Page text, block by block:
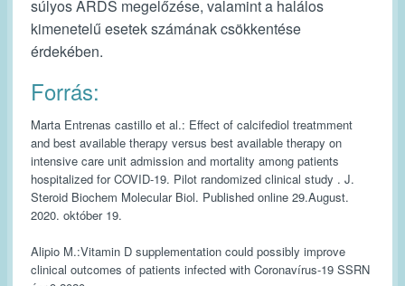
súlyos ARDS megelőzése, valamint a halálos
kimenetelű esetek számának csökkentése
érdekében.
Forrás:
Marta Entrenas castillo et al.: Effect of calcifediol treatmment
and best available therapy versus best available therapy on
intensive care unit admission and mortality among patients
hospitalized for COVID-19. Pilot randomized clinical study . J.
Steroid Biochem Molecular Biol. Published online 29.August.
2020. október 19.
Alipio M.:Vitamin D supplementation could possibly improve
clinical outcomes of patients infected with Coronavírus-19 SSRN